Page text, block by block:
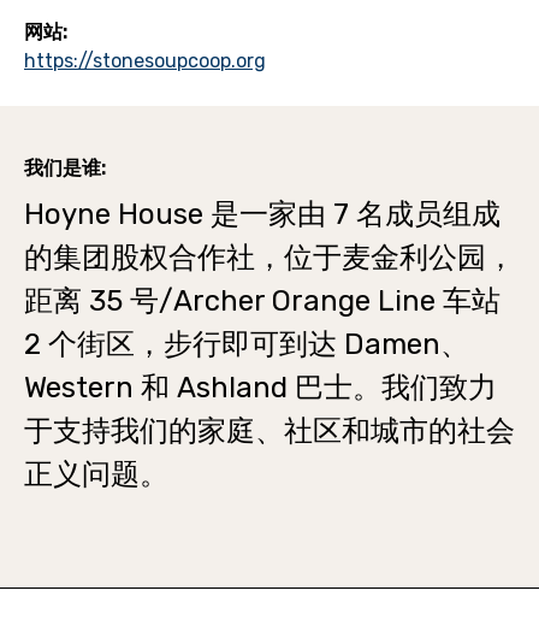
网站:
https://stonesoupcoop.org
我们是谁:
Hoyne House 是一家由 7 名成员组成
的集团股权合作社，位于麦金利公园，
距离 35 号/Archer Orange Line 车站
2 个街区，步行即可到达 Damen、
Western 和 Ashland 巴士。我们致力
于支持我们的家庭、社区和城市的社会
正义问题。